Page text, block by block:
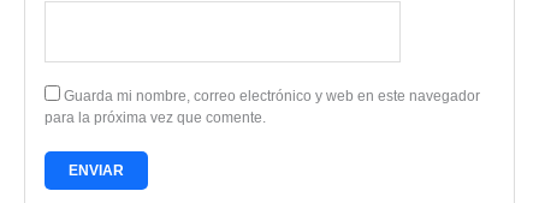
Guarda mi nombre, correo electrónico y web en este navegador
para la próxima vez que comente.